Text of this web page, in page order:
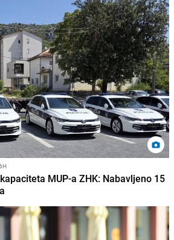
MUP-a ZHK: Nabavljeno 15